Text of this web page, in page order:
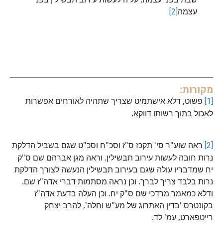
עצמה[2]
מקורות:
[1]
פשוט, דלא אישתמיט שצריך שתהיה לאורחים אפשרות
לאכול בתוך רשותו דווקא.
[2]
ראה שוע"ר סי' תקכז ס"ז וסכ"ח וסכ"ט שגם בשביל הדלקת
נרות חובה לעשות עירוב תבשילין. וראה מגן אברהם שם ס"ק
יח שמדבריו עולה שגם בעירוב תבשילין הנעשה לצורך הדלקת
נרות בלבד צריך לברך. וכן נראה מסתמות דברי אדה"ז שם.
ודלא כמאמר מרדכי שם ס"ק יח. וכן העלה בדעת אדה"ז
בקונטרס 'בדין האתרוג של מע"ש וחלה', להרב יצחק
רייטפארט, עמ' לד.